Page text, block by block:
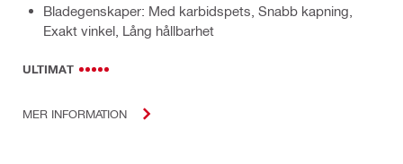
Bladegenskaper: Med karbidspets, Snabb kapning,
Exakt vinkel, Lång hållbarhet
ULTIMAT
MER INFORMATION